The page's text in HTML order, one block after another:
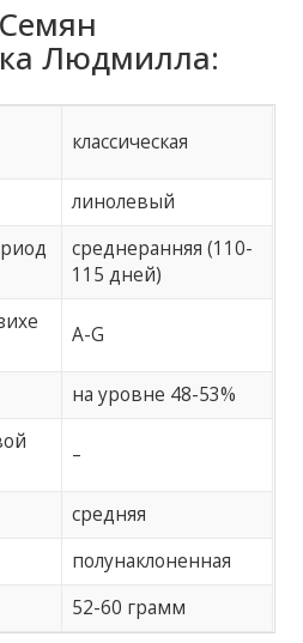
Людмилла:
классическая
линолевый
среднеранняя (110-
115 дней)
А-G
на уровне 48-53%
–
средняя
полунаклоненная
52-60 грамм